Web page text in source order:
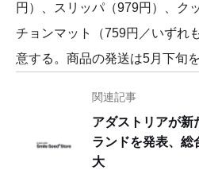
円）、スリッパ（979円）、ク
チョンマット（759円／いずれ
意する。商品の発送は5月下旬
関連記事
アダストリアが新
ランドを発表、総
大